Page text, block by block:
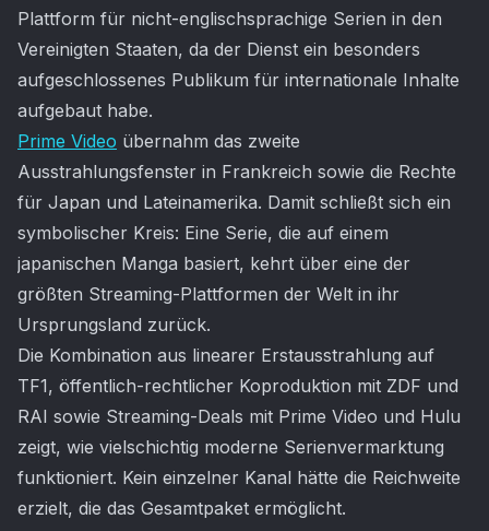
Plattform für nicht-englischsprachige Serien in den
Vereinigten Staaten, da der Dienst ein besonders
aufgeschlossenes Publikum für internationale Inhalte
aufgebaut habe.
Prime Video übernahm das zweite
Ausstrahlungsfenster in Frankreich sowie die Rechte
für Japan und Lateinamerika. Damit schließt sich ein
symbolischer Kreis: Eine Serie, die auf einem
japanischen Manga basiert, kehrt über eine der
größten Streaming-Plattformen der Welt in ihr
Ursprungsland zurück.
Die Kombination aus linearer Erstausstrahlung auf
TF1, öffentlich-rechtlicher Koproduktion mit ZDF und
RAI sowie Streaming-Deals mit Prime Video und Hulu
zeigt, wie vielschichtig moderne Serienvermarktung
funktioniert. Kein einzelner Kanal hätte die Reichweite
erzielt, die das Gesamtpaket ermöglicht.